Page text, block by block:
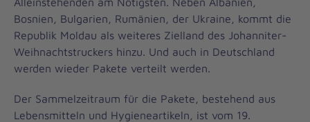
Bosnien, Bulgarien, Rumänien, der Ukraine, kommt die
Republik Moldau als weiteres Zielland des Johanniter-
Weihnachtstruckers hinzu. Und auch in Deutschland
werden wieder Pakete verteilt werden.
Der Sammelzeitraum für die Pakete, bestehend aus
Lebensmitteln und Hygieneartikeln, ist vom 19.